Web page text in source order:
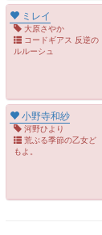
ミレイ
大原さやか
コードギアス 反逆の
ルルーシュ
小野寺和紗
河野ひより
荒ぶる季節の乙女ど
もよ。